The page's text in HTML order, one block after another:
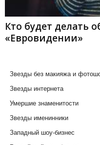
Кто будет делать
«Евровидении»
Звезды без макияжа и
Звезды интернета
Умершие знаменитости
Звезды именинники
Западный шоу-бизнес